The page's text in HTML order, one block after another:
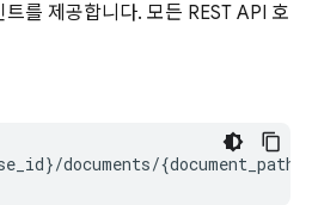
를 제공합니다. 모든 REST API 호
}/documents/{document_path